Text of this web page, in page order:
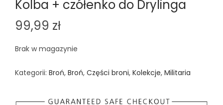
Kolba + czółenko do Drylinga
99,99 zł
Brak w magazynie
Kategorii: Broń, Broń, Części broni, Kolekcje, Militaria